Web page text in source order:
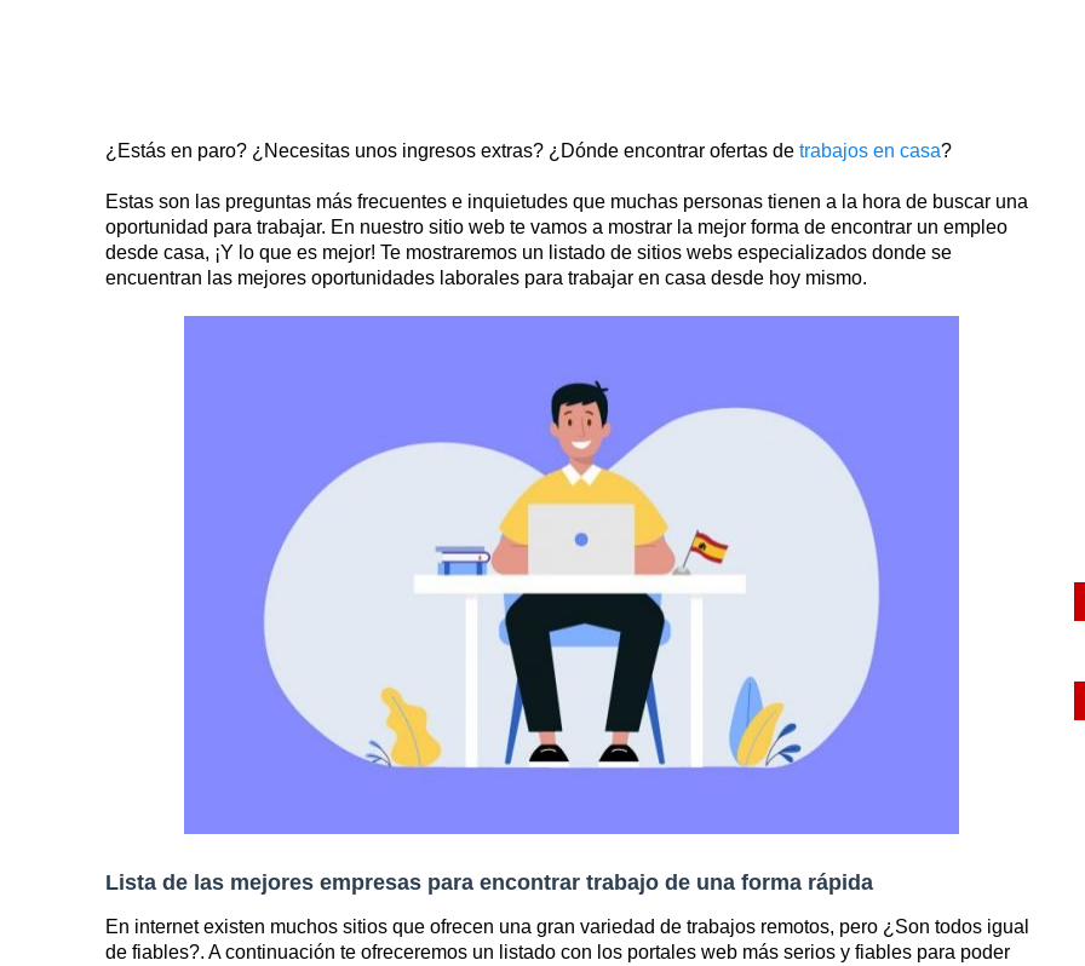
¿Estás en paro? ¿Necesitas unos ingresos extras? ¿Dónde encontrar ofertas de trabajos en casa?
Estas son las preguntas más frecuentes e inquietudes que muchas personas tienen a la hora de buscar una
oportunidad para trabajar. En nuestro sitio web te vamos a mostrar la mejor forma de encontrar un empleo
desde casa, ¡Y lo que es mejor! Te mostraremos un listado de sitios webs especializados donde se
encuentran las mejores oportunidades laborales para trabajar en casa desde hoy mismo.
Lista de las mejores empresas para encontrar trabajo de una forma rápida
En internet existen muchos sitios que ofrecen una gran variedad de trabajos remotos, pero ¿Son todos igual
de fiables?. A continuación te ofreceremos un listado con los portales web más serios y fiables para poder